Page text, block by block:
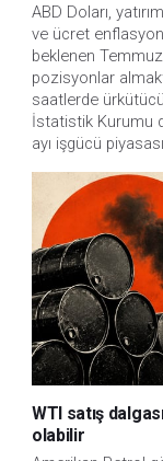
ABD Doları,
ve ücret
beklenen
pozisyonlar
saatlerde
İstatistik Kurumu
ayı işgücü
WTI satış
olabilir